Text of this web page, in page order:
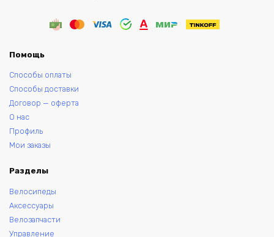
Помощь
Способы оплаты
Способы доставки
Договор — оферта
О нас
Профиль
Мои заказы
Разделы
Велосипеды
Аксессуары
Велозапчасти
Управление